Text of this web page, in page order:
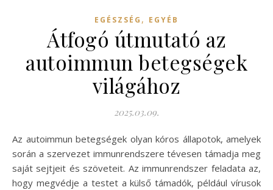
EGÉSZSÉG , EGYÉB
Átfogó útmutató az
autoimmun betegségek
világához
2025.03.09.
Az autoimmun betegségek olyan kóros állapotok, amelyek
során a szervezet immunrendszere tévesen támadja meg
saját sejtjeit és szöveteit. Az immunrendszer feladata az,
hogy megvédje a testet a külső támadók, például vírusok